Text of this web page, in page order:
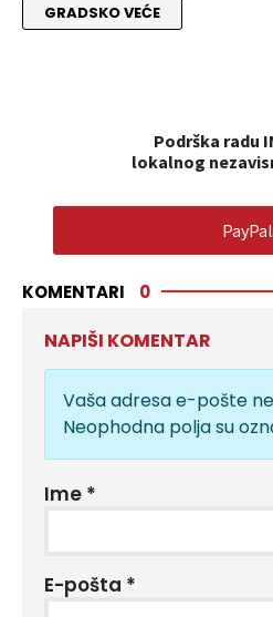
GRADSKO VEĆE
Podrška radu
lokalnog
PayPal
KOMENTARI 0
NAPIŠI KOMENTAR
Vaša adresa e-pošte
Neophodna polja su
Ime *
E-pošta *